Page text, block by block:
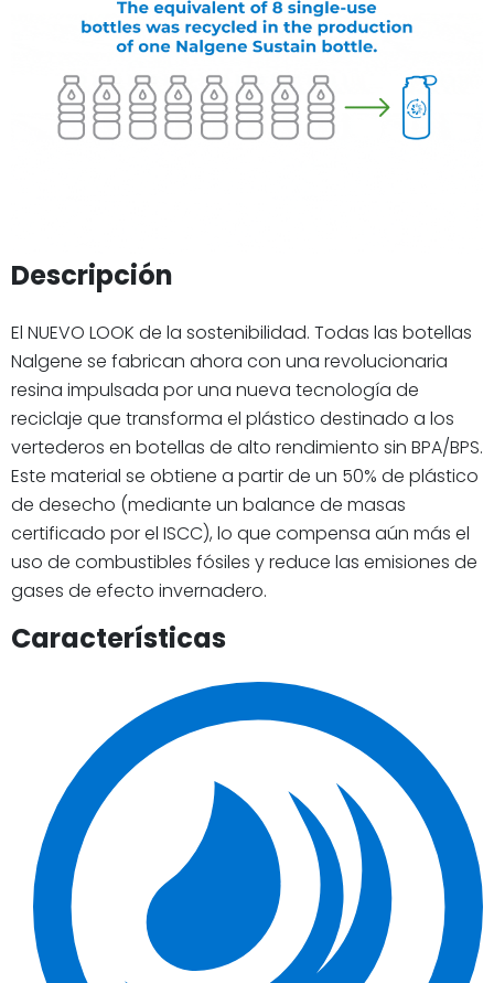
Descripción
El NUEVO LOOK de la sostenibilidad. Todas las botellas
Nalgene se fabrican ahora con una revolucionaria
resina impulsada por una nueva tecnología de
reciclaje que transforma el plástico destinado a los
vertederos en botellas de alto rendimiento sin BPA/BPS.
Este material se obtiene a partir de un 50% de plástico
de desecho (mediante un balance de masas
certificado por el ISCC), lo que compensa aún más el
uso de combustibles fósiles y reduce las emisiones de
gases de efecto invernadero.
Características